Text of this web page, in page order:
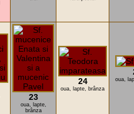
23
oua, lapte,
brânza
24
oua, lapte, brânza
oua,